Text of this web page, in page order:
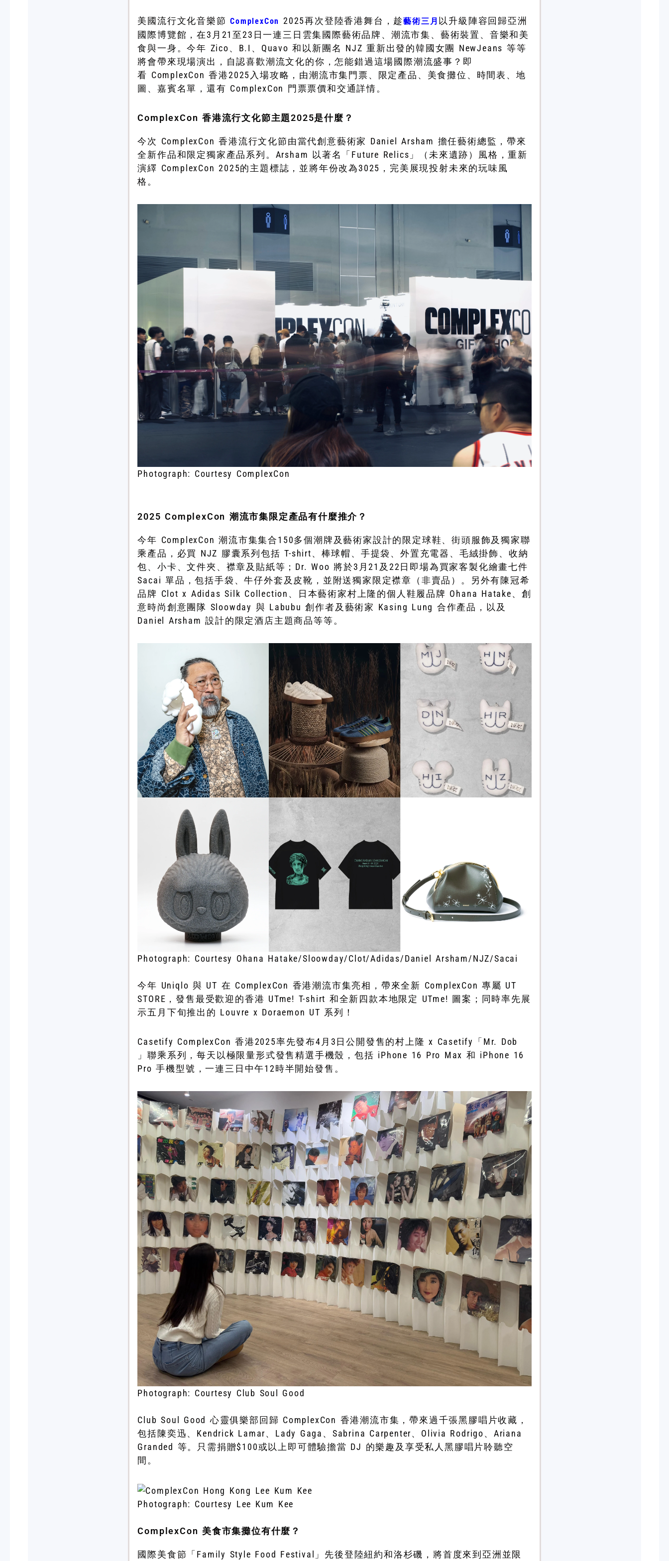
美國流行文化音樂節 ComplexCon 2025再次登陸香港舞台，趁藝術三月 以升級陣容回歸亞洲
國際博覽館，在3月21至23日一連三日 雲集國際藝術品牌、潮流市集、藝術裝置、音樂和美
食與一身。今年 Zico、B.I、Quavo 和以新團名 NJZ 重新出發的韓國女團 NewJeans 等等
將會帶來現場演出， 自認喜歡潮流文化的你，怎能錯過這場國際潮流盛事？即
看 ComplexCon 香港2025入場攻略，由潮流市集門票、限定產品、美食攤位、時間表、地
圖、嘉賓名單，還有 ComplexCon 門票票價和交通詳情。
ComplexCon 香港流行文化節主題2025是什麼？
今次 ComplexCon 香港流行文化節由當代創意藝術家 Daniel Arsham 擔任藝術總監，帶來
全新作品和限定獨家產品系列。Arsham 以著名「Future Relics」（未來遺跡）風格，重新
演繹 ComplexCon 2025的主題標誌，並將年份改為3025，完美展現投射未來的玩味風
格。
Photograph: Courtesy ComplexCon
2025 ComplexCon 潮流市集限定產品有什麼推介？
今年 ComplexCon 潮流市集集合150多個潮牌及藝術家設計的限定球鞋、街頭服飾及獨家聯
乘產品，必買 NJZ 膠囊系列包括 T-shirt、棒球帽、手提袋、外置充電器、毛絨掛飾、收納
包、小卡、文件夾、襟章及貼紙等；Dr. Woo 將於3月21及22日即場為買家客製化繪畫七件
Sacai 單品，包括手袋、牛仔外套及皮靴，並附送獨家限定襟章（非賣品）。另外有陳冠希
品牌 Clot x Adidas Silk Collection、日本藝術家村上隆的個人鞋履品牌 Ohana Hatake、創
意時尚創意團隊 Sloowday 與 Labubu 創作者及藝術家 Kasing Lung 合作產品，以及
Daniel Arsham 設計的限定酒店主題商品等等。
Photograph: Courtesy Ohana Hatake/Sloowday/Clot/Adidas/Daniel Arsham/NJZ/Sacai
今年 Uniqlo 與 UT 在 ComplexCon 香港潮流市集亮相，帶來全新 ComplexCon 專屬 UT
STORE，發售最受歡迎的香港 UTme! T-shirt 和全新四款本地限定 UTme! 圖案；同時率先展
示五月下旬推出的 Louvre x Doraemon UT 系列！
Casetify ComplexCon 香港2025率先發布4月3日公開發售的村上隆 x Casetify「Mr. Dob
」聯乘系列，每天以極限量形式發售精選手機殼，包括 iPhone 16 Pro Max 和 iPhone 16
Pro 手機型號，一連三日中午12時半開始發售。
Photograph: Courtesy Club Soul Good
Club Soul Good 心靈俱樂部回歸 ComplexCon 香港潮流市集，帶來過千張黑膠唱片收藏，
包括陳奕迅、Kendrick Lamar、Lady Gaga、Sabrina Carpenter、Olivia Rodrigo、Ariana
Granded 等。只需捐贈$100或以上即可體驗擔當 DJ 的樂趣及享受私人黑膠唱片聆聽空
間。
Photograph: Courtesy Lee Kum Kee
ComplexCon 美食市集攤位有什麼？
國際美食節「Family Style Food Festival」先後登陸紐約和洛杉磯，將首度來到亞洲並限